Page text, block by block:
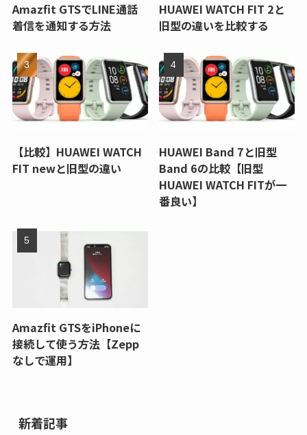
Amazfit GTSでLINE通話
着信を通知する方法
HUAWEI WATCH FIT 2と
旧型の違いを比較する
【比較】HUAWEI WATCH
FIT newと旧型の違い
HUAWEI Band 7と旧型
Band 6の比較【旧型
HUAWEI WATCH FITが一
番良い】
Amazfit GTSをiPhoneに
接続して使う方法【Zepp
なしで運用】
新着記事